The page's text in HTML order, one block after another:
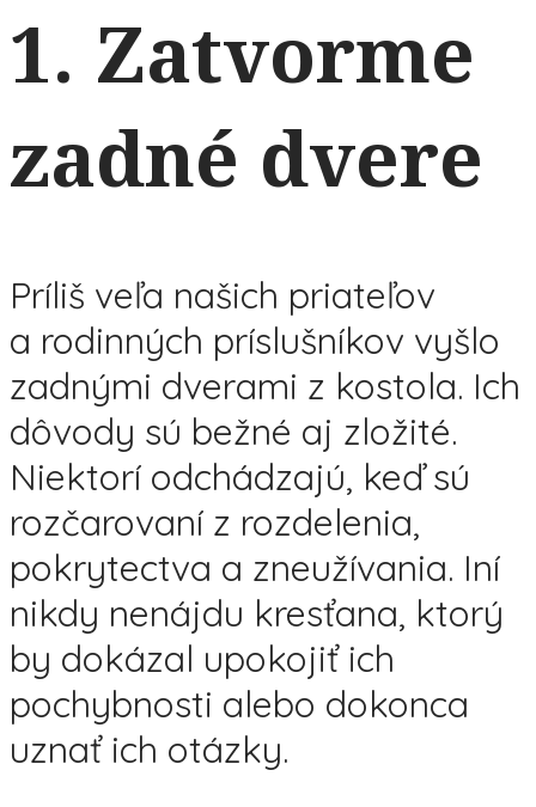
1. Zatvorme
zadné dvere
Príliš veľa našich priateľov
a rodinných príslušníkov vyšlo
zadnými dverami z kostola. Ich
dôvody sú bežné aj zložité.
Niektorí odchádzajú, keď sú
rozčarovaní z rozdelenia,
pokrytectva a zneužívania. Iní
nikdy nenájdu kresťana, ktorý
by dokázal upokojiť ich
pochybnosti alebo dokonca
uznať ich otázky.